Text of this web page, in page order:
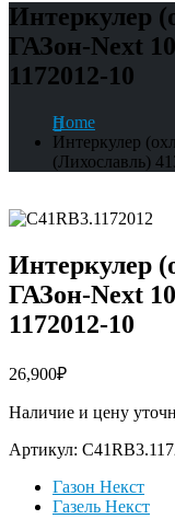
Интеркулер
ГАЗон-Next
1172012-10
Home
Интеркулер
(Лихославль)
Интеркулер
ГАЗон-Next
1172012-10
26,900₽
Наличие и цену
Артикул:
Газон Некст
Газель Некст